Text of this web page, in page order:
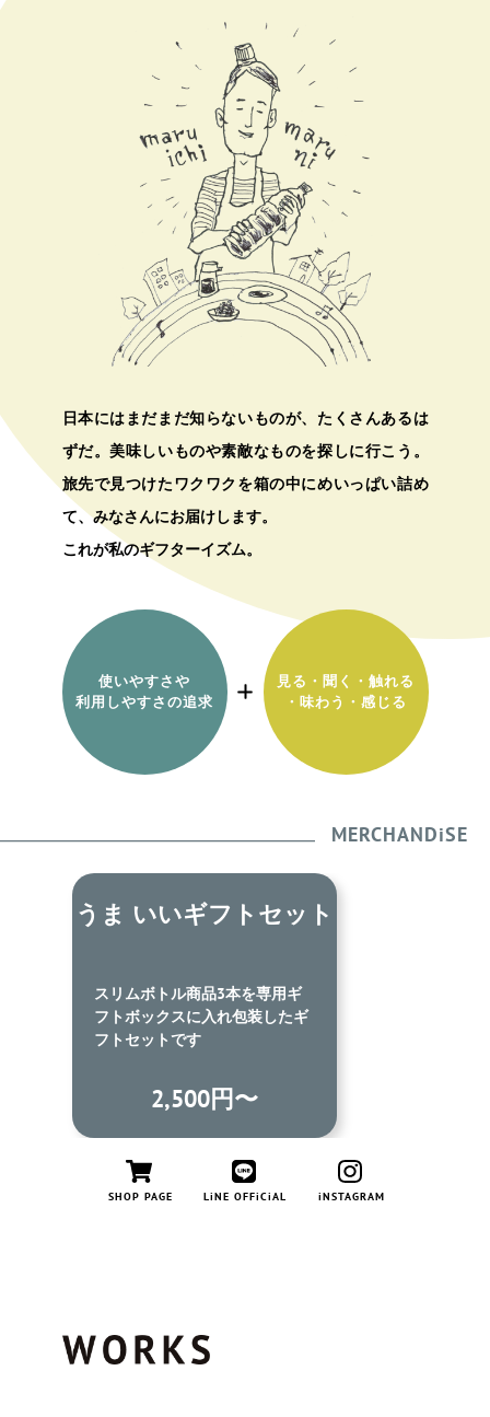
日本にはまだまだ知らないものが、たくさんあるは
ずだ。美味しいものや素敵なものを探しに行こう。
旅先で見つけたワクワクを箱の中にめいっぱい詰め
て、みなさんにお届けします。
これが私のギフターイズム。
使いやすさや
利用しやすさの追求
見る・聞く・触れる
・味わう・感じる
MERCHANDiSE
もろみ醤油＆
もろみ醤油360mlと細部にまで
こだわったアクリルキーホルダ
SHOP PAGE LiNE OFFiCiAL iNSTAGRAM